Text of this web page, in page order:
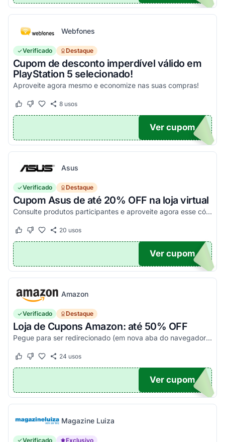
Webfones
Verificado Destaque
Cupom de desconto imperdível válido em
PlayStation 5 selecionado!
Aproveite agora mesmo e economize nas suas compras!
Este cupom funcionou
Este cupom não funcionou
8usos
O100
Ver cupom
Asus
Verificado Destaque
Cupom Asus de até 20% OFF na loja virtual
Consulte produtos participantes e aproveite agora esse código promocional!
Este cupom funcionou
Este cupom não funcionou
20 usos
20
Ver cupom
Amazon
Verificado Destaque
Loja de Cupons Amazon: até 50% OFF
Pegue para ser redirecionado (em nova aba do navegador) e acesse todos os cupons disponíveis da Amazon Brasil. Aproveite para economizar nesse link. Corra e garanta já o seu descon...
Este cupom funcionou
Este cupom não funcionou
24 usos
TICO
Ver cupom
Magazine Luiza
Verificado Exclusivo